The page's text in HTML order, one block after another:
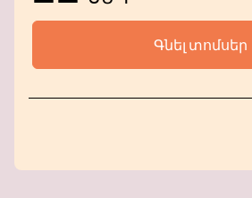
Գնել տոմսեր